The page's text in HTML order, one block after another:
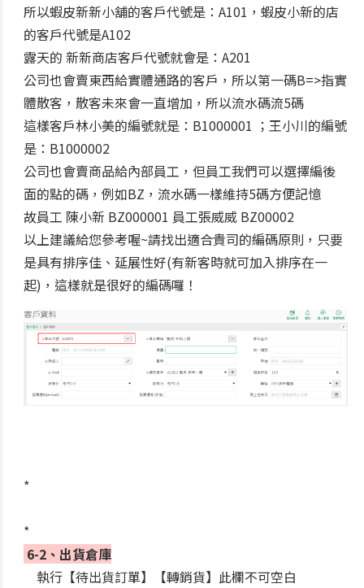
所以蝦皮新新小舖的客戶代號是：A101，蝦皮小新的店
的客戶代號是A102
露天的 新新商店客戶代號就會是：A201
公司也會賣東西給實體通路的客戶，所以第一碼B=>指實
體散客，散客未來會一直增加，所以流水碼流5碼
這樣客戶林小美的編號就是：B1000001 ；王小川的編號
是：B1000002
公司也會賣商品給內部員工，但員工我們可以選擇編後
面的點的碼，例如BZ，流水碼一樣維持5碼方便記憶
故員工 陳小新 BZ000001 員工張威威 BZ00002
以上建議給您參考喔~請找出適合貴司的編碼原則，只要
是具有排序佳、延展性好(有新客時就可加入排序在一
起)，這樣就是很好的編碼囉！
*
*
6-2、出貨倉庫
執行【待出貨訂單】【轉銷貨】此欄不可空白